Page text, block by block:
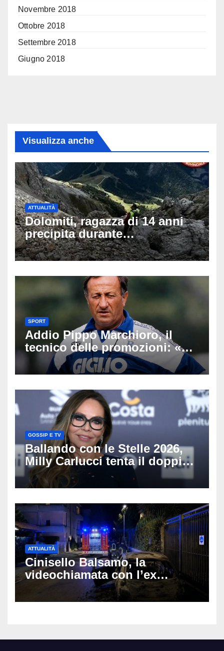
Novembre 2018
Ottobre 2018
Settembre 2018
Giugno 2018
Visualizza anche
ATTUALITÀ
Dolomiti, ragazza di 14 anni
precipita durante
un’escursione: tragedia sul
Latemar davanti alla famiglia
SPORT
Addio Pippo Marchioro, il
tecnico delle promozioni: «Ha
scritto pagine indimenticabili
del nostro calcio»
GOSSIP E TV
Ballando con le Stelle 2026,
Milly Carlucci tenta il doppio
colpo: tra i papabili Ornella
Muti e Monica Guerritore
ATTUALITÀ
Cinisello Balsamo, la
videochiamata con l’ex
fidanzata e il dramma: 35enne
lotta tra la vita e la morte